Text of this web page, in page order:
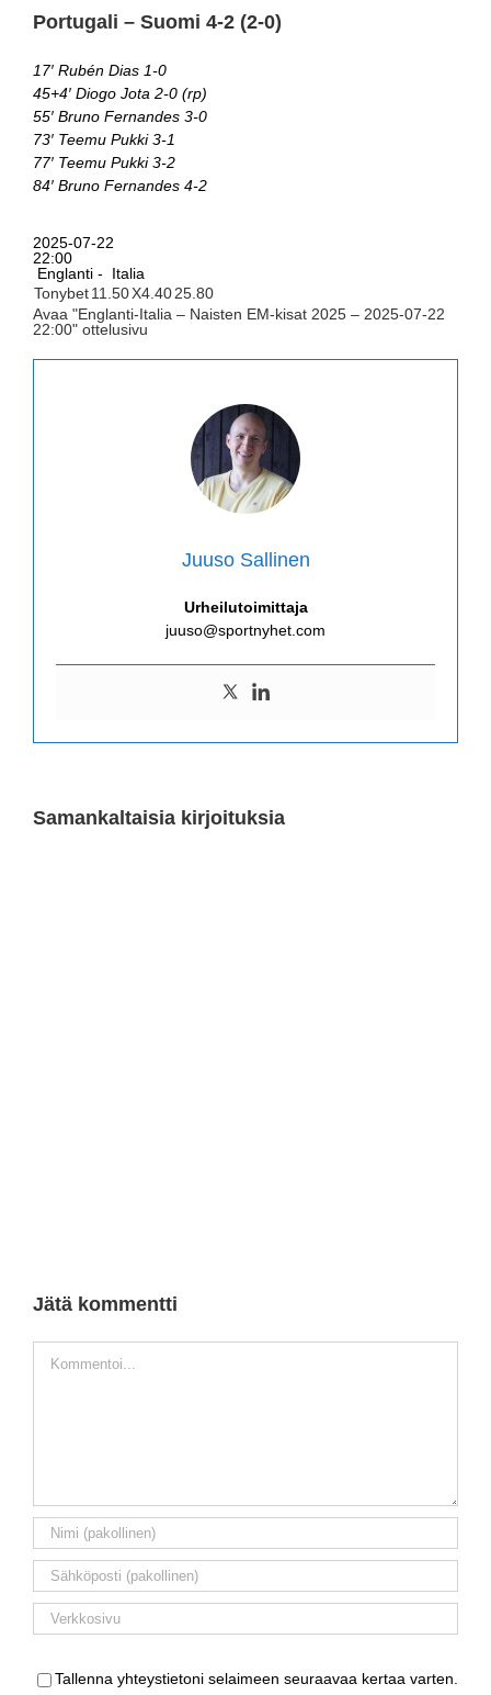
Portugali – Suomi 4-2 (2-0)
17′ Rubén Dias 1-0
45+4′ Diogo Jota 2-0 (rp)
55′ Bruno Fernandes 3-0
73′ Teemu Pukki 3-1
77′ Teemu Pukki 3-2
84′ Bruno Fernandes 4-2
2025-07-22
22:00
Englanti -
Italia
Tonybet11.50X4.4025.80
Avaa "Englanti-Italia – Naisten EM-kisat 2025 – 2025-07-22
22:00" ottelusivu
Juuso Sallinen
Urheilutoimittaja
juuso@sportnyhet.com
Samankaltaisia kirjoituksia
Jätä kommentti
Tallenna yhteystietoni selaimeen seuraavaa kertaa varten.